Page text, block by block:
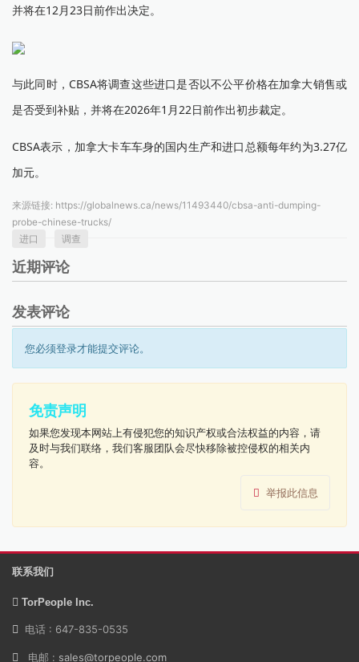
并将在12月23日前作出决定。
与此同时，CBSA将调查这些进口是否以不公平价格在加拿大销售或
是否受到补贴，并将在2026年1月22日前作出初步裁定。
CBSA表示，加拿大卡车车身的国内生产和进口总额每年约为3.27亿
加元。
来源链接: https://globalnews.ca/news/11493440/cbsa-anti-dumping-
probe-chinese-trucks/
进口
调查
近期评论
发表评论
您必须登录才能提交评论。
免责声明
如果您发现本网站上有侵犯您的知识产权或合法权益的内容，请
及时与我们联络，我们客服团队会尽快移除被控侵权的相关内
容。
举报此信息
联系我们
TorPeople Inc.
电话 : 647-835-0535
电邮 : sales@torpeople.com